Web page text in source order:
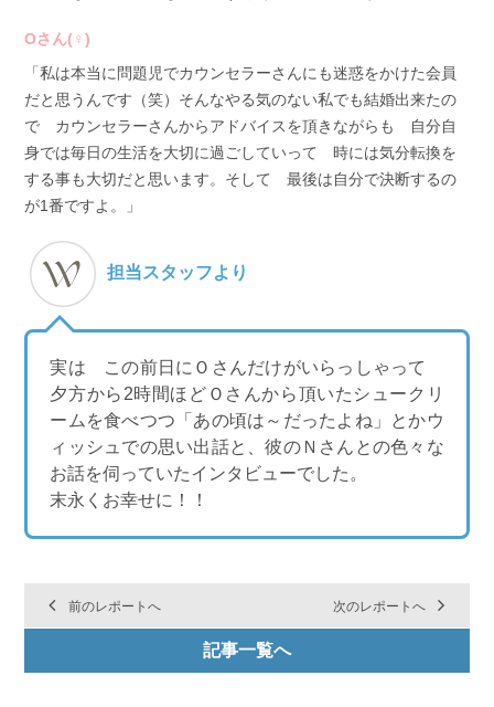
Oさん(♀)
「私は本当に問題児でカウンセラーさんにも迷惑をかけた会員
だと思うんです（笑）そんなやる気のない私でも結婚出来たの
で カウンセラーさんからアドバイスを頂きながらも 自分自
身では毎日の生活を大切に過ごしていって 時には気分転換を
する事も大切だと思います。そして 最後は自分で決断するの
が1番ですよ。」
担当スタッフより
実は この前日にＯさんだけがいらっしゃって
夕方から2時間ほどＯさんから頂いたシュークリ
ームを食べつつ「あの頃は～だったよね」とかウ
ィッシュでの思い出話と、彼のＮさんとの色々な
お話を伺っていたインタビューでした。
末永くお幸せに！！
前のレポートへ 次のレポートへ
記事一覧へ